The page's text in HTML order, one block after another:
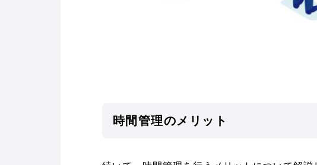
時間管理のメリット